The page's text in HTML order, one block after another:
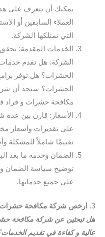
يمكنك أن تتعرف على
العملاء السابقين أو
التي تمتلكها الشركة.
الخدمات المقدمة:
الشركة. هل تقدم
الحشرات؟ هل توفر
الحشرات؟ ستجد أن
مكافحة حشرات و قراد
الأسعار: قارن بين
على تقديرات وأسعار
تقييمًا شاملاً للمشكلة
الضمان وخدمة ما بعد
توضيح سياسة الضمان
على جميع خدماتها.
3.
ارخص شركة مكافحة
هل تبحثين عن شركة مكافحة
عالية و كفاءة في تقديم